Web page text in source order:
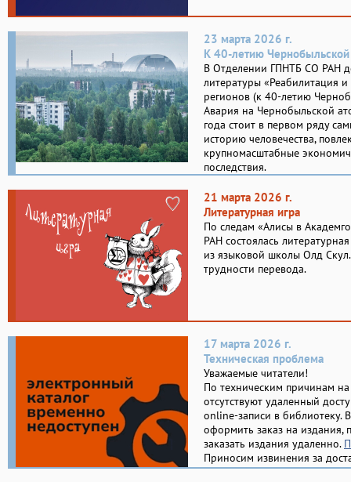
23 марта 2026 г.
К 40-летию Чернобыльской
В Отделении ГПНТБ СО РАН
литературы «Реабилитация
регионов (к 40-летию
Авария на Чернобыльской
года стоит в первом ряду
историю человечества,
крупномасштабные
последствия.
21 марта 2026 г.
Литературная игра
По следам «Алисы в
РАН состоялась
из языковой школы Олд
трудности перевода.
17 марта 2026 г.
Техническая проблема
Уважаемые читатели!
По техническим причинам
отсутствуют удаленный
online-записи в библиотеку.
оформить заказ на издания,
заказать издания удаленно.
Приносим извинения за